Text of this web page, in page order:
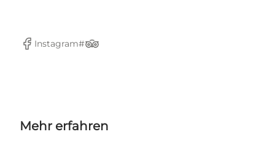
Facebook
Instagram#
Tripadvisor
Mehr erfahren